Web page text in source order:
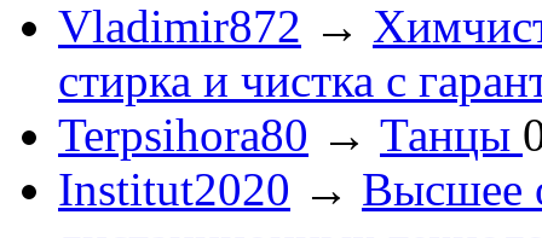
Vladimir872 →
стирка и чистка с
Terpsihora80 → Танцы
Institut2020 → Высшее